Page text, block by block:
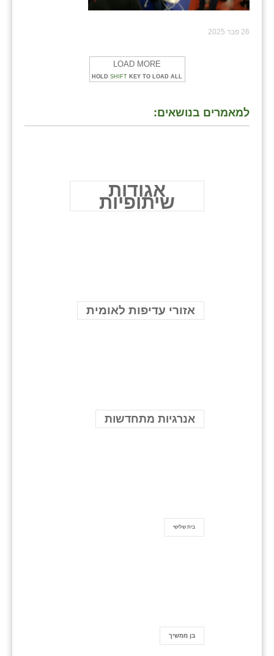
26 פבר 2025
LOAD MORE
HOLD SHIFT KEY TO LOAD ALL
למאמרים בנושאים:
אגודות
שיתופיות
אזורי עדיפות לאומית
אנרגיות מתחדשות
בית שלישי
בן ממשיך